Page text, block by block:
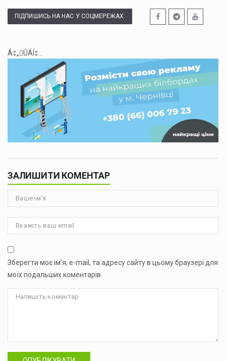
ПІДПИШИСЬ НА НАС У СОЦМЕРЕЖАХ:
Á‡„ÛÁÍ‡...
ЗАЛИШИТИ КОМЕНТАР
Зберегти моє ім'я, e-mail, та адресу сайту в цьому браузері для
моїх подальших коментарів.